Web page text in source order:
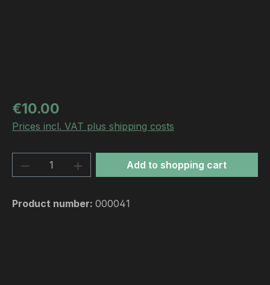
Regular price:
€10.00
Prices incl. VAT plus shipping costs
Product Quantity: Enter the desired
Add to shopping cart
Product number: 000041